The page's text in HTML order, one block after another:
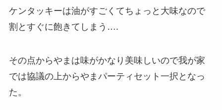
ケンタッキーは油がすごくてちょっと大味なので
割とすぐに飽きてしまう….
その点からやまは味がかなり美味しいので我が家
では協議の上からやまパーティセット一択となっ
た。